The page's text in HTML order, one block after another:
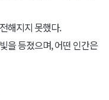
해지지 못했다.
을 등졌으며, 어떤 인간은